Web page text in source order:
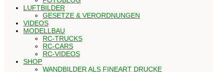
LUFTBILDER
GESETZE & VERORDNUNGEN
VIDEOS
MODELLBAU
RC-TRUCKS
RC-CARS
RC-VIDEOS
SHOP
WANDBILDER ALS FINEART DRUCKE